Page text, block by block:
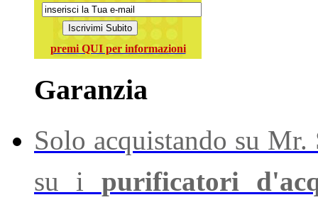
premi QUI per informazioni
Garanzia
Solo acquistando su
su i purificatori